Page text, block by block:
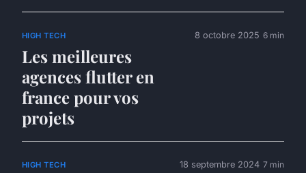
HIGH TECH
Les meilleures
agences flutter en
france pour vos
projets
8 octobre 2025 6 min
HIGH TECH 18 septembre 2024 7 min